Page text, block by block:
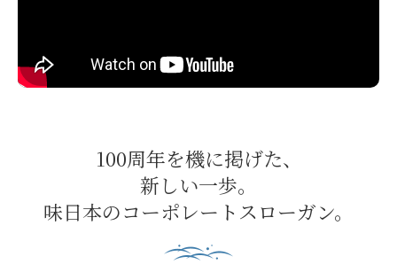
100周年を機に掲げた、
新しい一歩。
味日本のコーポレートスローガン。